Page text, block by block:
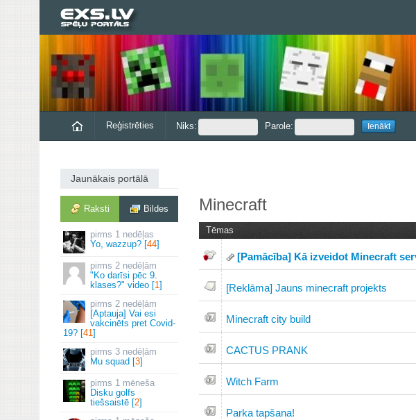
Reģistrēties Niks: Parole:
Jaunākais portālā
Raksti Bildes
1 nedēļas
Yo, wazzup? [44]
2 nedēļām
"Ko darīsi pēc 9.
klases?" video [1]
2 nedēļām
[Aptauja] Vai esi
vakcinēts pret Covid-
19? [41]
3 nedēļām
Mu squad [3]
1 mēneša
Disku golfs
tiešsaistē [2]
Minecraft
Tēmas
[Pamācība] Kā izveidot Minecraft
[Reklāma] Jauns minecraft projekts
Minecraft city build
CACTUS PRANK
Witch Farm
Parka tapšana!